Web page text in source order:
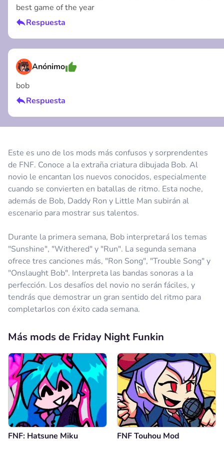
Este es uno de los mods más confusos y sorprendentes
de FNF. Conoce a la extraña criatura dibujada Bob. Al
novio le encantan los nuevos conocidos, especialmente
cuando se convierten en batallas de ritmo. Esta noche,
además de Bob, Daddy Ron y Little Man subirán al
escenario para mostrar sus talentos.
Durante la primera semana, Bob interpretará los temas
"Sunshine", "Withered" y "Run". La segunda semana
ofrece tres canciones más, "Ron Song", "Trouble Song" y
"Onslaught Bob". Interpreta las bandas sonoras a la
perfección. Los desafíos del novio no serán fáciles, y
tendrás que demostrar un gran sentido del ritmo para
completarlos con éxito cada semana.
best game of the year
Respuesta
Cancelar
Anónimo
bob
Respuesta
Más mods de Friday Night Funkin
FNF: Hatsune Miku FNF Touhou Mod